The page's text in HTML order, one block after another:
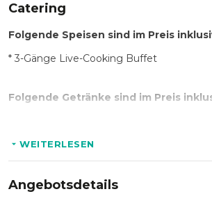
Catering
Folgende Speisen sind im Preis
* 3-Gänge Live-Cooking Buffet
Folgende Getränke sind im Preis
* Softdrinks
* Biere
WEITERLESEN
Angebotsdetails